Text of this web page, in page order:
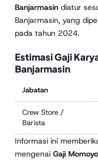
Banjarmasin diatur
Banjarmasin, yang
pada tahun 2024.
Estimasi Gaji
Banjarmasin
Jabatan
Crew Store /
Barista
Informasi ini
mengenai Gaji